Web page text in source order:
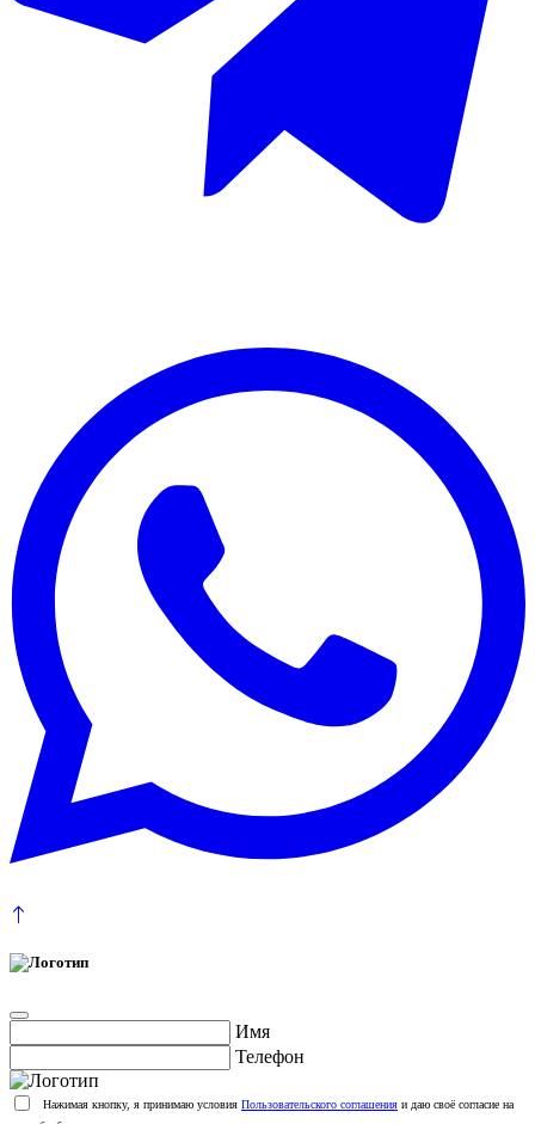
Имя
Телефон
Нажимая кнопку, я принимаю условия Пользовательского соглашения и даю своё согласие на